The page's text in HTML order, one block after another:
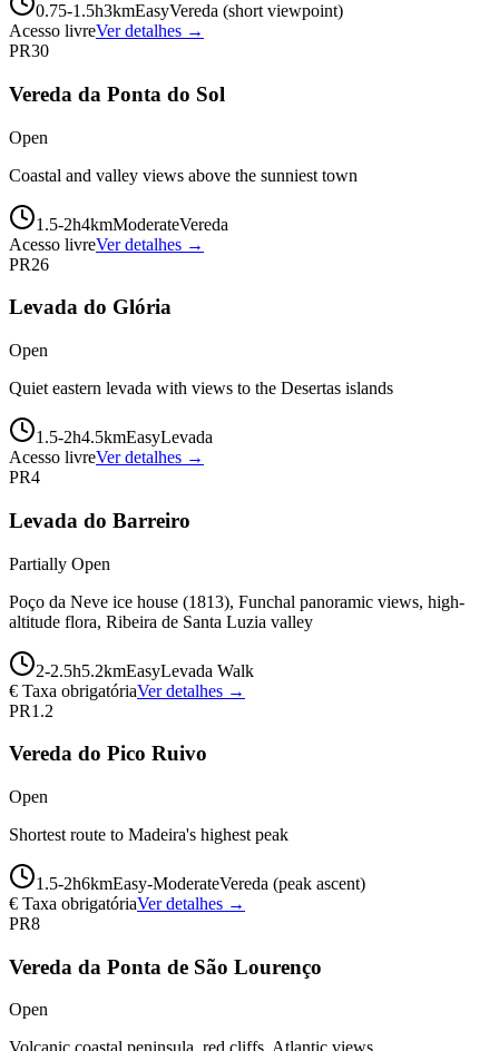
0.75-1.5h3kmEasyVereda (short viewpoint)
Acesso livreVer detalhes →
PR30
Vereda da Ponta do Sol
Open
Coastal and valley views above the sunniest town
1.5-2h4kmModerateVereda
Acesso livreVer detalhes →
PR26
Levada do Glória
Open
Quiet eastern levada with views to the Desertas islands
1.5-2h4.5kmEasyLevada
Acesso livreVer detalhes →
PR4
Levada do Barreiro
Partially Open
Poço da Neve ice house (1813), Funchal panoramic views, high-
altitude flora, Ribeira de Santa Luzia valley
2-2.5h5.2kmEasyLevada Walk
€ Taxa obrigatóriaVer detalhes →
PR1.2
Vereda do Pico Ruivo
Open
Shortest route to Madeira's highest peak
1.5-2h6kmEasy-ModerateVereda (peak ascent)
€ Taxa obrigatóriaVer detalhes →
PR8
Vereda da Ponta de São Lourenço
Open